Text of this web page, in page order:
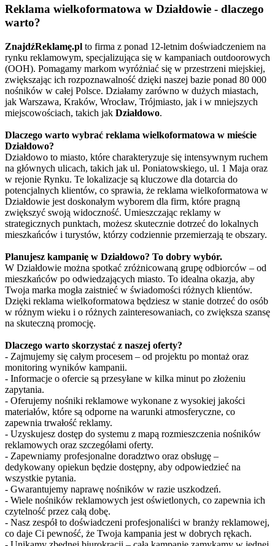
Reklama wielkoformatowa w Działdowie - dlaczego
warto?
ZnajdźReklamę.pl to firma z ponad 12-letnim doświadczeniem na
rynku reklamowym, specjalizująca się w kampaniach outdoorowych
(OOH). Pomagamy markom wyróżniać się w przestrzeni miejskiej,
zwiększając ich rozpoznawalność dzięki naszej bazie ponad 80 000
nośników w całej Polsce. Działamy zarówno w dużych miastach,
jak Warszawa, Kraków, Wrocław, Trójmiasto, jak i w mniejszych
miejscowościach, takich jak Działdowo.
Dlaczego warto wybrać reklama wielkoformatowa w mieście
Działdowo?
Działdowo to miasto, które charakteryzuje się intensywnym ruchem
na głównych ulicach, takich jak ul. Poniatowskiego, ul. 1 Maja oraz
w rejonie Rynku. Te lokalizacje są kluczowe dla dotarcia do
potencjalnych klientów, co sprawia, że reklama wielkoformatowa w
Działdowie jest doskonałym wyborem dla firm, które pragną
zwiększyć swoją widoczność. Umieszczając reklamy w
strategicznych punktach, możesz skutecznie dotrzeć do lokalnych
mieszkańców i turystów, którzy codziennie przemierzają te obszary.
Planujesz kampanię w Działdowo? To dobry wybór.
W Działdowie można spotkać zróżnicowaną grupę odbiorców – od
mieszkańców po odwiedzających miasto. To idealna okazja, aby
Twoja marka mogła zaistnieć w świadomości różnych klientów.
Dzięki reklama wielkoformatowa będziesz w stanie dotrzeć do osób
w różnym wieku i o różnych zainteresowaniach, co zwiększa szansę
na skuteczną promocję.
Dlaczego warto skorzystać z naszej oferty?
- Zajmujemy się całym procesem – od projektu po montaż oraz
monitoring wyników kampanii.
- Informacje o ofercie są przesyłane w kilka minut po złożeniu
zapytania.
- Oferujemy nośniki reklamowe wykonane z wysokiej jakości
materiałów, które są odporne na warunki atmosferyczne, co
zapewnia trwałość reklamy.
- Uzyskujesz dostęp do systemu z mapą rozmieszczenia nośników
reklamowych oraz szczegółami oferty.
- Zapewniamy profesjonalne doradztwo oraz obsługę –
dedykowany opiekun będzie dostępny, aby odpowiedzieć na
wszystkie pytania.
- Gwarantujemy naprawę nośników w razie uszkodzeń.
- Wiele nośników reklamowych jest oświetlonych, co zapewnia ich
czytelność przez całą dobę.
- Nasz zespół to doświadczeni profesjonaliści w branży reklamowej,
co daje Ci pewność, że Twoja kampania jest w dobrych rękach.